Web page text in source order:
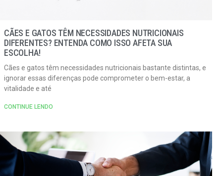
CÃES E GATOS TÊM NECESSIDADES NUTRICIONAIS
DIFERENTES? ENTENDA COMO ISSO AFETA SUA
ESCOLHA!
Cães e gatos têm necessidades nutricionais bastante distintas, e
ignorar essas diferenças pode comprometer o bem-estar, a
vitalidade e até
CONTINUE LENDO